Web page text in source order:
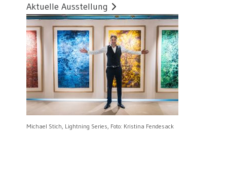
Aktuelle Ausstellung
Michael Stich, Lightning Series, Foto: Kristina Fendesack